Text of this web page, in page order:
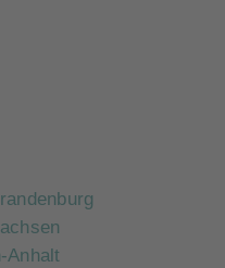
Anhalt